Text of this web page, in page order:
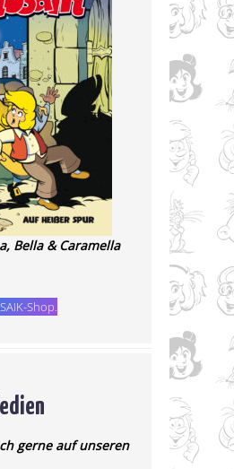
Bella & Caramella
Shop.
gerne auf unseren